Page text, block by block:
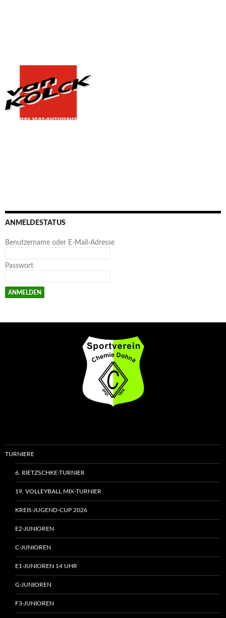
ANMELDESTATUS
Benutzername oder E-Mail-Adresse
Passwort
TURNIERE
6. RIETZSCHKE-TURNIER
19. VOLLEYBALL MIX-TURNIER
KREIS-JUGEND-CUP 2026
E2-JUNIOREN
C-JUNIOREN
E1-JUNIOREN 14 UHR
G-JUNIOREN
F3-JUNIOREN